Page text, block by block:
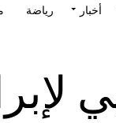
أخبار رياضة